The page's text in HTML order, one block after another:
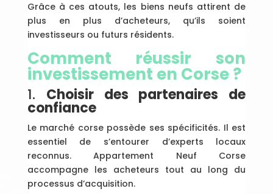
Grâce à ces atouts, les biens neufs attirent de
plus en plus d’acheteurs, qu’ils soient
investisseurs ou futurs résidents.
Comment réussir son
investissement en Corse ?
1. Choisir des partenaires de
confiance
Le marché corse possède ses spécificités. Il est
essentiel de s’entourer d’experts locaux
reconnus. Appartement Neuf Corse
accompagne les acheteurs tout au long du
processus d’acquisition.